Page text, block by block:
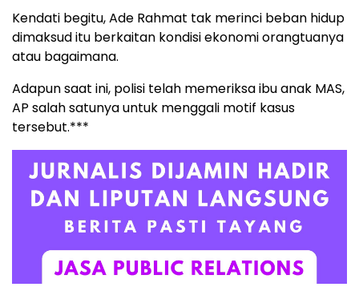
Kendati begitu, Ade Rahmat tak merinci beban hidup
dimaksud itu berkaitan kondisi ekonomi orangtuanya
atau bagaimana.
Adapun saat ini, polisi telah memeriksa ibu anak MAS,
AP salah satunya untuk menggali motif kasus
tersebut.***